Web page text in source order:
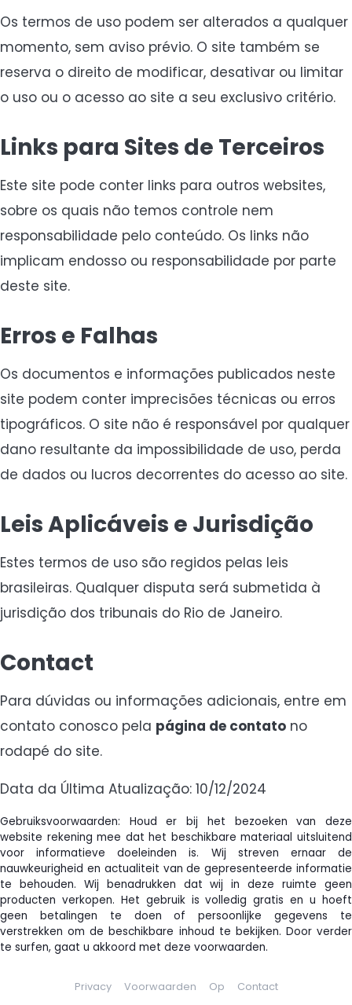
Os termos de uso podem ser alterados a qualquer
momento, sem aviso prévio. O site também se
reserva o direito de modificar, desativar ou limitar
o uso ou o acesso ao site a seu exclusivo critério.
Links para Sites de Terceiros
Este site pode conter links para outros websites,
sobre os quais não temos controle nem
responsabilidade pelo conteúdo. Os links não
implicam endosso ou responsabilidade por parte
deste site.
Erros e Falhas
Os documentos e informações publicados neste
site podem conter imprecisões técnicas ou erros
tipográficos. O site não é responsável por qualquer
dano resultante da impossibilidade de uso, perda
de dados ou lucros decorrentes do acesso ao site.
Leis Aplicáveis e Jurisdição
Estes termos de uso são regidos pelas leis
brasileiras. Qualquer disputa será submetida à
jurisdição dos tribunais do Rio de Janeiro.
Contact
Para dúvidas ou informações adicionais, entre em
contato conosco pela página de contato no
rodapé do site.
Data da Última Atualização: 10/12/2024
Gebruiksvoorwaarden: Houd er bij het bezoeken van deze
website rekening mee dat het beschikbare materiaal uitsluitend
voor informatieve doeleinden is. Wij streven ernaar de
nauwkeurigheid en actualiteit van de gepresenteerde informatie
te behouden. Wij benadrukken dat wij in deze ruimte geen
producten verkopen. Het gebruik is volledig gratis en u hoeft
geen betalingen te doen of persoonlijke gegevens te
verstrekken om de beschikbare inhoud te bekijken. Door verder
te surfen, gaat u akkoord met deze voorwaarden.
Privacy Voorwaarden Op Contact